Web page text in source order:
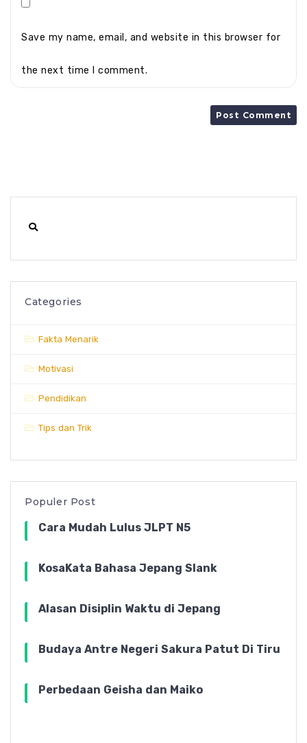
Save my name, email, and website in this browser for
the next time I comment.
Categories
Fakta Menarik
Motivasi
Pendidikan
Tips dan Trik
Populer Post
Cara Mudah Lulus JLPT N5
KosaKata Bahasa Jepang Slank
Alasan Disiplin Waktu di Jepang
Budaya Antre Negeri Sakura Patut Di Tiru
Perbedaan Geisha dan Maiko